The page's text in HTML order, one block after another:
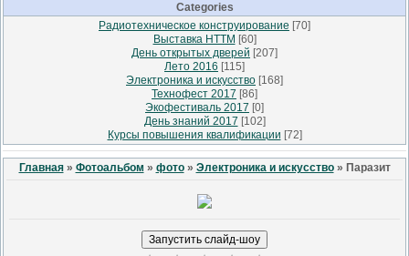
Categories
Радиотехническое конструирование [70]
Выставка НТТМ [60]
День открытых дверей [207]
Лето 2016 [115]
Электроника и искусство [168]
Технофест 2017 [86]
Экофестиваль 2017 [0]
День знаний 2017 [102]
Курсы повышения квалификации [72]
Главная» Фотоальбом » фото» Электроника и искусство» Паразит